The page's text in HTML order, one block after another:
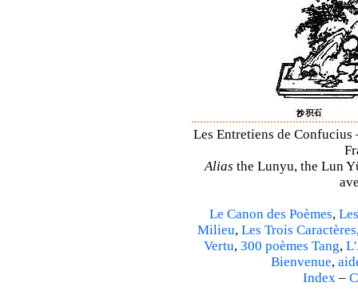
Les Entretiens de
Alias the Lunyu, the Lun
Le Canon des Poèmes,
Milieu, Les Trois Caractères
Vertu, 300 poèmes Tang,
Bienvenue,
Index –